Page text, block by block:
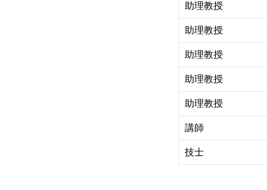
助理教授
助理教授
助理教授
助理教授
助理教授
講師
技士